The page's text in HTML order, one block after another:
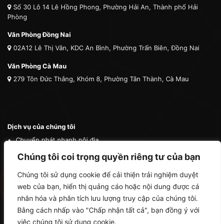
Chúng tôi coi trọng quyền riêng tư của bạn
Chúng tôi sử dụng cookie để cải thiện trải nghiệm duyệt
web của bạn, hiển thị quảng cáo hoặc nội dung được cá
nhân hóa và phân tích lưu lượng truy cập của chúng tôi.
Bằng cách nhấp vào "Chấp nhận tất cả", bạn đồng ý với
việc chúng tôi sử dụng cookie.
Số 30 Lô 14 Lê Hồng Phong, Phường Hải An, Thành phố Hải
Phòng
Văn Phòng Đồng Nai
02A12 Lê Thị Vân, KDC An Bình, Phường Trấn Biên, Đồng Nai
Văn Phòng Cà Mau
279 Tôn Đức Thắng, Khóm 8, Phường Tân Thành, Cà Mau
Dịch vụ của chúng tôi
Chuyển phát nhanh nội địa
Chuyển phát nhanh quốc tế
Vận chuyển thú cưng
Mua hộ hàng nước ngoài